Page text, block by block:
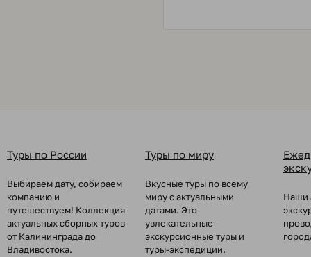
Туры по России
Выбираем дату, собираем
компанию и
путешествуем! Коллекция
актуальных сборных туров
от Калининграда до
Владивостока.
Туры по миру
Вкусные туры по всему
миру с актуальными
датами. Это
увлекательные
экскурсионные туры и
туры-экспедиции.
Наши